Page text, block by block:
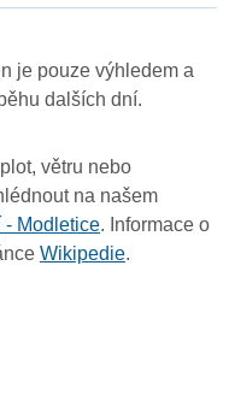
je pouze výhledem a
dalších dní.
větru nebo
na našem
- Modletice. Informace o
Wikipedie.